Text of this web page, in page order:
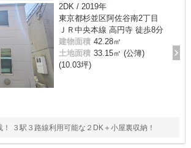
2DK / 2019年
東京都杉並区阿佐谷南2丁目
ＪＲ中央本線 高円寺 徒歩8分
建物面積 42.28㎡
土地面積 33.15㎡ (公簿)
(10.03坪)
３駅３路線利用可能な２DK＋小屋裏収納！